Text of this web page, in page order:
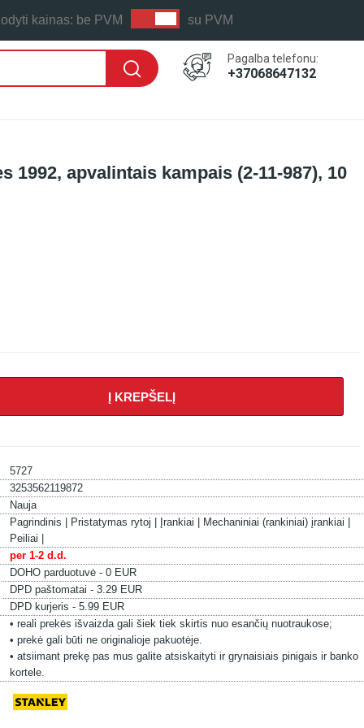
kainas: be PVM su PVM
Pagalba telefonu:
+37068647132
LAIKAS: PER 1-2 D.D.
1992, apvalintais kampais (2-11-987), 10
Į KREPŠELĮ
5727
3253562119872
Nauja
Pagrindinis | Pristatymas rytoj | Įrankiai |
Mechaniniai (rankiniai) įrankiai |
Peiliai |
per 1-2 d.d.
DOHO parduotuvė - 0 EUR
DPD paštomatai - 3.29 EUR
DPD kurjeris - 5.99 EUR
• reali prekės išvaizda gali šiek tiek skirtis nuo esančių nuotraukose;
• prekė gali būti ne originalioje pakuotėje.
• atsiimant prekę pas mus galite atsiskaityti ir grynaisiais pinigais ir banko
kortele.